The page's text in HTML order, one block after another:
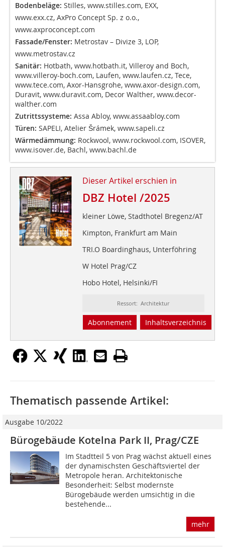
Bodenbeläge: Stilles, www.stilles.com, EXX,
www.exx.cz, AxPro Concept Sp. z o.o.,
www.axproconcept.com
Fassade/Fenster: Metrostav – Divize 3, LOP,
www.metrostav.cz
Sanitär: Hotbath, www.hotbath.it, Villeroy and Boch,
www.villeroy-boch.com, Laufen, www.laufen.cz, Tece,
www.tece.com, Axor-Hansgrohe, www.axor-design.com,
Duravit, www.duravit.com, Decor Walther, www.decor-
walther.com
Zutrittssysteme: Assa Abloy, www.assaabloy.com
Türen: SAPELI, Atelier Šrámek, www.sapeli.cz
Wärmedämmung: Rockwool, www.rockwool.com, ISOVER,
www.isover.de, Bachl, www.bachl.de
Dieser Artikel erschien in
DBZ Hotel /2025
kleiner Löwe, Stadthotel Bregenz/AT
Kimpton, Frankfurt am Main
TRI.O Boardinghaus, Unterföhring
W Hotel Prag/CZ
Hobo Hotel, Helsinki/FI
Ressort: Architektur
Abonnement Inhaltsverzeichnis
Thematisch passende Artikel:
Ausgabe 10/2022
Bürogebäude Kotelna Park II, Prag/CZE
Im Stadtteil 5 von Prag wächst aktuell eines
der dynamischsten Geschäftsviertel der
Metropole heran. Architektonische
Besonderheit: Selbst modernste
Bürogebäude werden umsichtig in die
bestehende...
mehr